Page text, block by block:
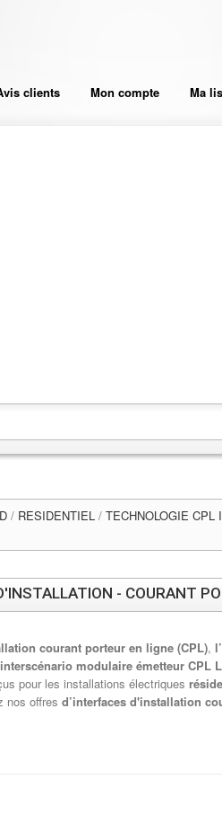
clients Mon compte Ma
/ RESIDENTIEL / TECHNOLOGIE CPL
- COURANT
courant porteur en ligne (CPL),
modulaire émetteur CPL
pour les installations électriques
nos offres d’interfaces d'installation